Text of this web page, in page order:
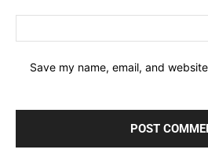
Save my name, email, and